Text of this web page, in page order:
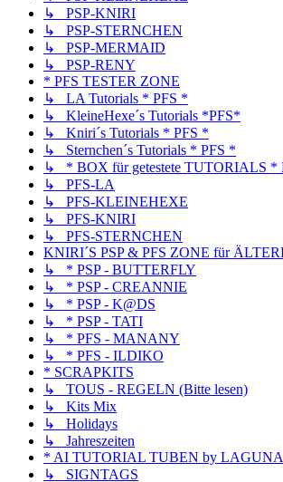
↳ PSP-KNIRI
↳ PSP-STERNCHEN
↳ PSP-MERMAID
↳ PSP-RENY
* PFS TESTER ZONE
↳ LA Tutorials * PFS *
↳ KleineHexe´s Tutorials *PFS*
↳ Kniri´s Tutorials * PFS *
↳ Sternchen´s Tutorials * PFS *
↳ * BOX für getestete TUTORIALS *
↳ PFS-LA
↳ PFS-KLEINEHEXE
↳ PFS-KNIRI
↳ PFS-STERNCHEN
KNIRI´S PSP & PFS ZONE für
↳ * PSP - BUTTERFLY
↳ * PSP - CREANNIE
↳ * PSP - K@DS
↳ * PSP - TATI
↳ * PFS - MANANY
↳ * PFS - ILDIKO
* SCRAPKITS
↳ TOUS - REGELN (Bitte lesen)
↳ Kits Mix
↳ Holidays
↳ Jahreszeiten
* AI TUTORIAL TUBEN by
↳ SIGNTAGS